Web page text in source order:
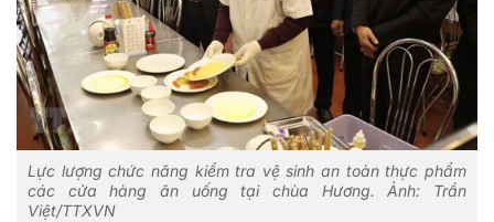
Lực lượng chức năng kiểm tra vệ sinh an toàn thực phẩm
các cửa hàng ăn uống tại chùa Hương. Ảnh: Trần
Việt/TTXVN